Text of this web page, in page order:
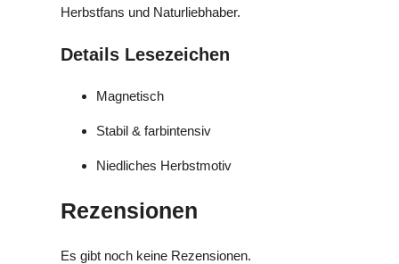
Herbstfans und Naturliebhaber.
Details Lesezeichen
Magnetisch
Stabil & farbintensiv
Niedliches Herbstmotiv
Rezensionen
Es gibt noch keine Rezensionen.